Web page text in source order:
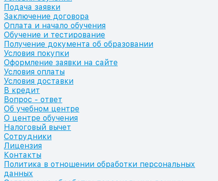
Подача заявки
Заключение договора
Оплата и начало обучения
Обучение и тестирование
Получение документа об образовании
Условия покупки
Оформление заявки на сайте
Условия оплаты
Условия доставки
В кредит
Вопрос - ответ
Об учебном центре
О центре обучения
Налоговый вычет
Сотрудники
Лицензия
Контакты
Политика в отношении обработки персональных
данных